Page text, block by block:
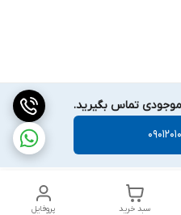
تماس بگیرید.
پروفایل سبد خرید